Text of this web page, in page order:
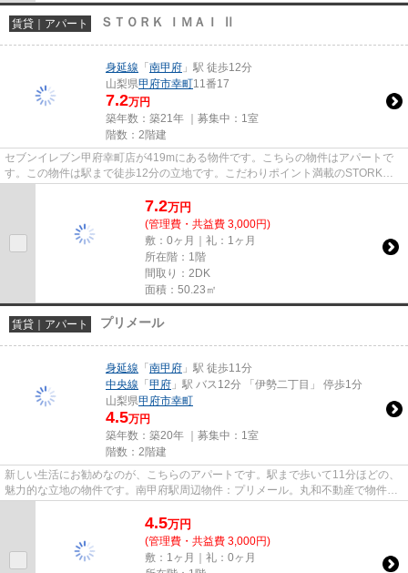
賃貸｜アパート ＳＴＯＲＫ ＩＭＡＩ Ⅱ
身延線 「 南甲府 」駅 徒歩12分
山梨県甲府市幸町11番17
7.2万円
築年数：築21年 ｜募集中： 1室
階数：2階建
セブンイレブン甲府幸町店が419mにある物件です。こちらの物件はアパートで
す。この物件は駅まで徒歩12分の立地です。こだわりポイント満載のSTORK
7.2万円
(管理費・共益費 3,000円)
敷：0ヶ月｜礼：1ヶ月
所在階：1階
間取り：2DK
面積：50.23㎡
賃貸｜アパート プリメール
身延線 「 南甲府 」駅 徒歩11分
中央線 「 甲府 」駅 バス12分 「伊勢二丁目」 停歩1分
山梨県甲府市幸町
4.5万円
築年数：築20年 ｜募集中： 1室
階数：2階建
新しい生活にお勧めなのが、こちらのアパートです。駅まで歩いて11分ほどの、
魅力的な立地の物件です。南甲府駅周辺物件：プリメール。丸和不動産で物件探
4.5万円
(管理費・共益費 3,000円)
敷：1ヶ月｜礼：0ヶ月